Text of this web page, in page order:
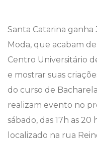
Santa Catarina ganha
Moda, que acabam
Centro Universitário
e mostrar suas
do curso de
realizam evento no
sábado, das 17h as
localizado na rua